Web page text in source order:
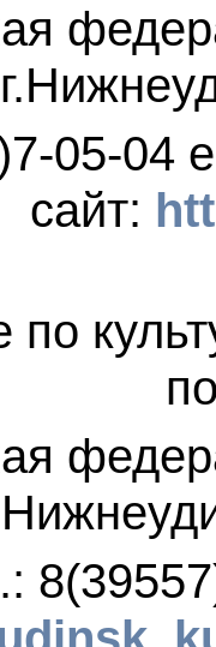
05-04
сайт:
по